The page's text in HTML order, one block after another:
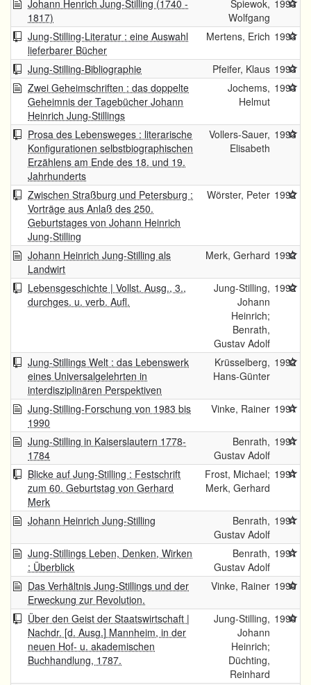
Johann Henrich Jung-Stilling (1740 -
1817)
Spiewok,
Wolfgang
1993
Jung-Stilling-Literatur : eine Auswahl
lieferbarer Bücher
Mertens, Erich 1993
Jung-Stilling-Bibliographie Pfeifer, Klaus 1993
Zwei Geheimschriften : das doppelte
Geheimnis der Tagebücher Johann
Heinrich Jung-Stillings
Jochems,
Helmut
1993
Prosa des Lebensweges : literarische
Konfigurationen selbstbiographischen
Erzählens am Ende des 18. und 19.
Jahrhunderts
Vollers-Sauer,
Elisabeth
1993
Zwischen Straßburg und Petersburg :
Vorträge aus Anlaß des 250.
Geburtstages von Johann Heinrich
Jung-Stilling
Wörster, Peter 1992
Johann Heinrich Jung-Stilling als
Landwirt
Merk, Gerhard 1992
Lebensgeschichte | Vollst. Ausg., 3.,
durchges. u. verb. Aufl.
Jung-Stilling,
Johann
Heinrich;
Benrath,
Gustav Adolf
1992
Jung-Stillings Welt : das Lebenswerk
eines Universalgelehrten in
interdisziplinären Perspektiven
Krüsselberg,
Hans-Günter
1992
Jung-Stilling-Forschung von 1983 bis
1990
Vinke, Rainer 1991
Jung-Stilling in Kaiserslautern 1778-
1784
Benrath,
Gustav Adolf
1991
Blicke auf Jung-Stilling : Festschrift
zum 60. Geburtstag von Gerhard
Merk
Frost, Michael;
Merk, Gerhard
1991
Johann Heinrich Jung-Stilling
Benrath,
Gustav Adolf
1991
Jung-Stillings Leben, Denken, Wirken
: Überblick
Benrath,
Gustav Adolf
1991
Das Verhältnis Jung-Stillings und der
Erweckung zur Revolution.
Vinke, Rainer 1990
Über den Geist der Staatswirtschaft |
Nachdr. [d. Ausg.] Mannheim, in der
neuen Hof- u. akademischen
Buchhandlung, 1787.
Jung-Stilling,
Johann
Heinrich;
Düchting,
Reinhard
1990